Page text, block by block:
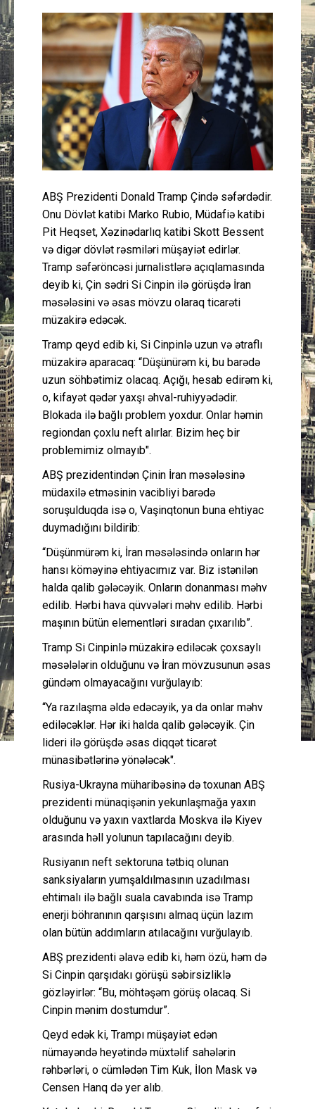
Güney Azərbaycan
Mədəniyyət
Müsahibə
İdman
Layihə
Gündəm
Cəmiyyət
Peşə etikası
Əlaqə
ABŞ Prezidenti Donald Tramp Çində səfərdədir.
Onu Dövlət katibi Marko Rubio, Müdafiə katibi
Pit Heqset, Xəzinədarlıq katibi Skott Bessent
və digər dövlət rəsmiləri müşayiət edirlər.
Tramp səfəröncəsi jurnalistlərə açıqlamasında
deyib ki, Çin sədri Si Cinpin ilə görüşdə İran
məsələsini və əsas mövzu olaraq ticarəti
müzakirə edəcək.
Tramp qeyd edib ki, Si Cinpinlə uzun və ətraflı
müzakirə aparacaq: “Düşünürəm ki, bu barədə
uzun söhbətimiz olacaq. Açığı, hesab edirəm ki,
o, kifayət qədər yaxşı əhval-ruhiyyədədir.
Blokada ilə bağlı problem yoxdur. Onlar həmin
regiondan çoxlu neft alırlar. Bizim heç bir
problemimiz olmayıb".
ABŞ prezidentindən Çinin İran məsələsinə
müdaxilə etməsinin vacibliyi barədə
soruşulduqda isə o, Vaşinqtonun buna ehtiyac
duymadığını bildirib:
“Düşünmürəm ki, İran məsələsində onların hər
hansı köməyinə ehtiyacımız var. Biz istənilən
halda qalib gələcəyik. Onların donanması məhv
edilib. Hərbi hava qüvvələri məhv edilib. Hərbi
maşının bütün elementləri sıradan çıxarılıb”.
Tramp Si Cinpinlə müzakirə ediləcək çoxsaylı
məsələlərin olduğunu və İran mövzusunun əsas
gündəm olmayacağını vurğulayıb:
“Ya razılaşma əldə edəcəyik, ya da onlar məhv
ediləcəklər. Hər iki halda qalib gələcəyik. Çin
lideri ilə görüşdə əsas diqqət ticarət
münasibətlərinə yönələcək".
Rusiya-Ukrayna müharibəsinə də toxunan ABŞ
prezidenti münaqişənin yekunlaşmağa yaxın
olduğunu və yaxın vaxtlarda Moskva ilə Kiyev
arasında həll yolunun tapılacağını deyib.
Rusiyanın neft sektoruna tətbiq olunan
sanksiyaların yumşaldılmasının uzadılması
ehtimalı ilə bağlı suala cavabında isə Tramp
enerji böhranının qarşısını almaq üçün lazım
olan bütün addımların atılacağını vurğulayıb.
ABŞ prezidenti əlavə edib ki, həm özü, həm də
Si Cinpin qarşıdakı görüşü səbirsizliklə
gözləyirlər: “Bu, möhtəşəm görüş olacaq. Si
Cinpin mənim dostumdur”.
Qeyd edək ki, Trampı müşayiət edən
nümayəndə heyətində müxtəlif sahələrin
rəhbərləri, o cümlədən Tim Kuk, İlon Mask və
Censen Hanq də yer alıb.